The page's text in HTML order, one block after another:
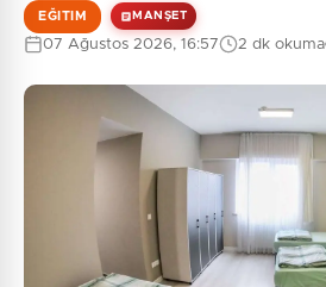
EĞITIM MANŞET
07 Ağustos 2026, 16:57 2 dk okuma